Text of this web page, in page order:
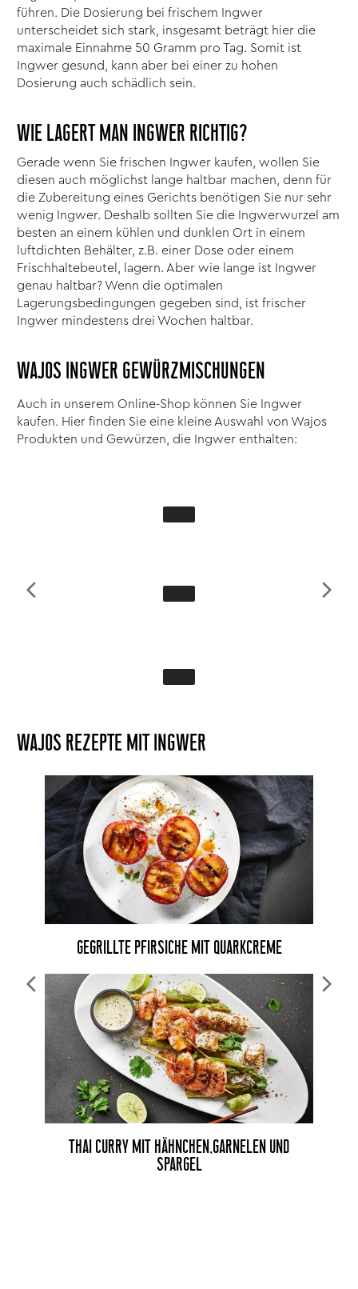
führen. Die Dosierung bei frischem Ingwer
unterscheidet sich stark, insgesamt beträgt hier die
maximale Einnahme 50 Gramm pro Tag. Somit ist
Ingwer gesund, kann aber bei einer zu hohen
Dosierung auch schädlich sein.
WIE LAGERT MAN INGWER RICHTIG?
Gerade wenn Sie frischen Ingwer kaufen, wollen Sie
diesen auch möglichst lange haltbar machen, denn für
die Zubereitung eines Gerichts benötigen Sie nur sehr
wenig Ingwer. Deshalb sollten Sie die Ingwerwurzel am
besten an einem kühlen und dunklen Ort in einem
luftdichten Behälter, z.B. einer Dose oder einem
Frischhaltebeutel, lagern. Aber wie lange ist Ingwer
genau haltbar? Wenn die optimalen
Lagerungsbedingungen gegeben sind, ist frischer
Ingwer mindestens drei Wochen haltbar.
WAJOS INGWER GEWÜRZMISCHUNGEN
Auch in unserem Online-Shop können Sie Ingwer
kaufen. Hier finden Sie eine kleine Auswahl von Wajos
Produkten und Gewürzen, die Ingwer enthalten:
WAJOS REZEPTE MIT INGWER
GEGRILLTE PFIRSICHE MIT QUARKCREME
THAI CURRY MIT HÄHNCHEN,GARNELEN UND
SPARGEL